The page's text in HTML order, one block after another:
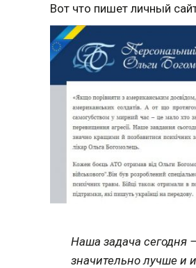
Вот что пишет личный
Наша задача сегодня
значительно лучше и